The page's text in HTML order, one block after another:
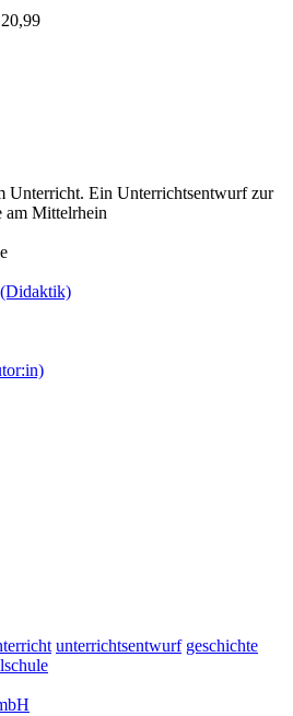
Unterricht. Ein Unterrichtsentwurf zur
am Mittelrhein
unterrichtsentwurf geschichte